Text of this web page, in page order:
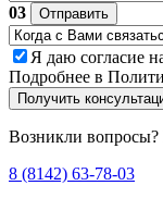
03
Отправить
Я даю согласие
Подробнее в
Получить
Возникли вопросы?
8 (8142) 63-78-03